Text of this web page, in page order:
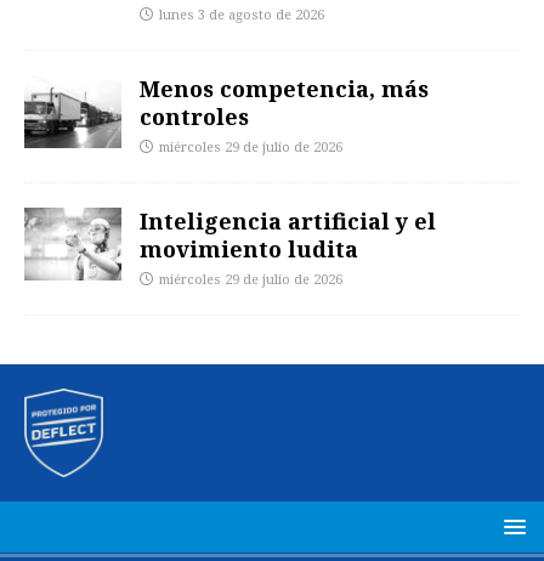
lunes 3 de agosto de 2026
Menos competencia, más
controles
miércoles 29 de julio de 2026
Inteligencia artificial y el
movimiento ludita
miércoles 29 de julio de 2026